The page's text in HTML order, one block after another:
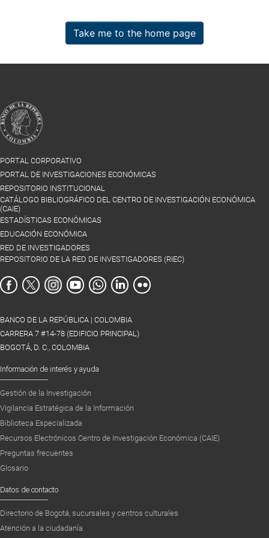
Take me to the home page
PORTAL CORPORATIVO
PORTAL DE INVESTIGACIONES ECONÓMICAS
REPOSITORIO INSTITUCIONAL
CATÁLOGO BIBLIOGRÁFICO DEL CENTRO DE INVESTIGACIÓN ECONÓMICA
(CAIE)
ESTADÍSTICAS ECONÓMICAS
EDUCACIÓN ECONÓMICA
RED DE INVESTIGADORES
REPOSITORIO DE LA RED DE INVESTIGADORES (RIEC)
BANCO DE LA REPÚBLICA | COLOMBIA
CARRERA 7 #14-78 (EDIFICIO PRINCIPAL)
BOGOTÁ, D. C., COLOMBIA
Información de interés y ayuda
Gestión de la Investigación
Vigilancia Estratégica de la Información
Biblioteca Especializada
Recursos Electrónicos Centro de Investigación Económica (CAIE)
Preguntas frecuentes
Glosario
Datos de contacto
Directorio de Bogotá, sucursales y centros culturales
Atención a la ciudadanía